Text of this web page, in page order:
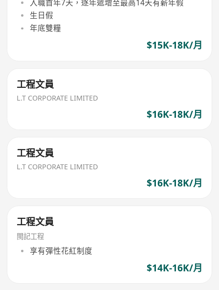
入職首年7天，逐年遞增至最高14天有薪年假
生日假
年底雙糧
$15K-18K/月
工程文員
L.T CORPORATE LIMITED
$16K-18K/月
工程文員
L.T CORPORATE LIMITED
$16K-18K/月
工程文員
閩記工程
享有彈性花紅制度
$14K-16K/月